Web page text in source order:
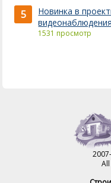
5
Новинка в
видеонаблюдения
1531 просмотр